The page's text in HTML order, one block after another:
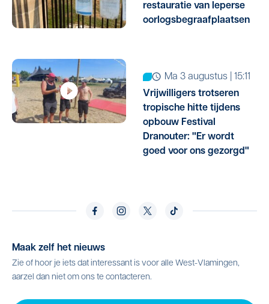
restauratie van Ieperse
oorlogsbegraafplaatsen
ma 3 augustus | 15:11
Vrijwilligers trotseren
tropische hitte tijdens
opbouw Festival
Dranouter: "Er wordt
goed voor ons gezorgd"
Maak zelf het nieuws
Zie of hoor je iets dat interessant is voor alle West-Vlamingen,
aarzel dan niet om ons te contacteren.